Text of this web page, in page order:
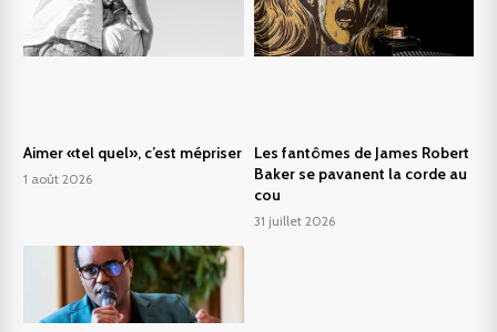
Aimer «tel quel», c’est mépriser
1 août 2026
Les fantômes de James Robert
Baker se pavanent la corde au
cou
31 juillet 2026